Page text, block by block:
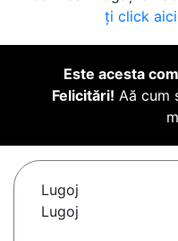
ți click
Este acesta
Felicitări! Aă cum
Lugoj
Lugoj